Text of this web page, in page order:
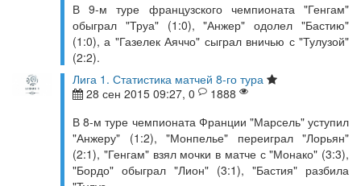
В 9-м туре французского чемпионата "Генгам"
обыграл "Труа" (1:0), "Анжер" одолел "Бастию"
(1:0), а "Газелек Аяччо" сыграл вничью с "Тулузой"
(2:2).
Лига 1. Статистика матчей 8-го тура
28 сен 2015 09:27, 0
1888
В 8-м туре чемпионата Франции "Марсель" уступил
"Анжеру" (1:2), "Монпелье" переиграл "Лорьян"
(2:1), "Генгам" взял мочки в матче с "Монако" (3:3),
"Бордо" обыграл "Лион" (3:1), "Бастия" разбила